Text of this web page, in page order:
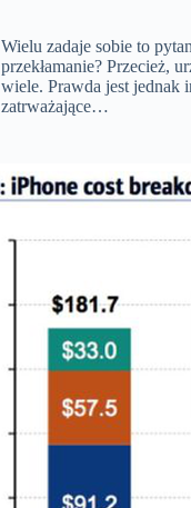
Wielu zadaje sobie to
przekłamanie? Przecież,
wiele. Prawda jest jednak
zatrważające…